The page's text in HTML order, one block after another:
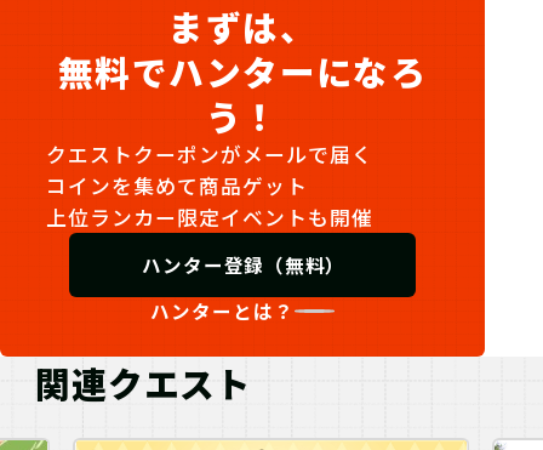
まずは、
無料でハンターになろ
う！
クエストクーポンがメールで届く
コインを集めて商品ゲット
上位ランカー限定イベントも開催
ハンター登録（無料）
ハンターとは？
関連クエスト